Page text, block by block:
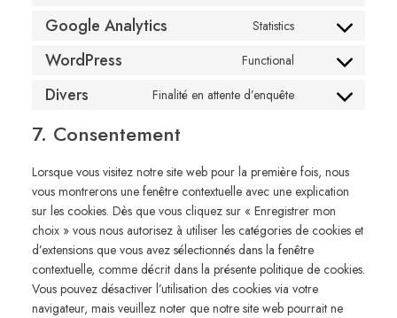
service
recaptcha
Google Analytics Statistics
Consent
google-
WordPress Functional
Consent
Divers Finalité en attente d’enquête
Consent
7. Consentement
Lorsque vous visitez notre site web pour la première fois, nous
vous montrerons une fenêtre contextuelle avec une explication
sur les cookies. Dès que vous cliquez sur « Enregistrer mon
choix » vous nous autorisez à utiliser les catégories de cookies et
d’extensions que vous avez sélectionnés dans la fenêtre
contextuelle, comme décrit dans la présente politique de cookies.
Vous pouvez désactiver l’utilisation des cookies via votre
navigateur, mais veuillez noter que notre site web pourrait ne